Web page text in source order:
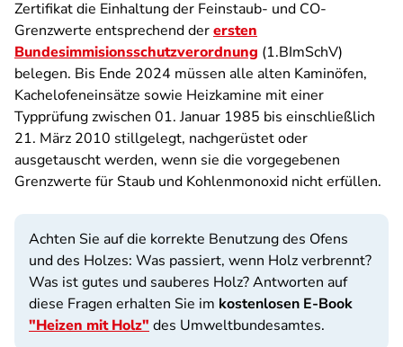
Zertifikat die Einhaltung der Feinstaub- und CO-
Grenzwerte entsprechend derersten
Bundesimmisionsschutzverordnung (1.BImSchV)
belegen. Bis Ende 2024 müssen alle alten Kaminöfen,
Kachelofeneinsätze sowie Heizkamine mit einer
Typprüfung zwischen 01. Januar 1985 bis einschließlich
21. März 2010 stillgelegt, nachgerüstet oder
ausgetauscht werden, wenn sie die vorgegebenen
Grenzwerte für Staub und Kohlenmonoxid nicht erfüllen.
Achten Sie auf die korrekte Benutzung des Ofens
und des Holzes: Was passiert, wenn Holz verbrennt?
Was ist gutes und sauberes Holz? Antworten auf
diese Fragen erhalten Sie im kostenlosen E-Book
"Heizen mit Holz" des Umweltbundesamtes.